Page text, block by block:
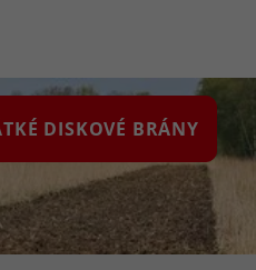
DISKOVÉ BRÁNY